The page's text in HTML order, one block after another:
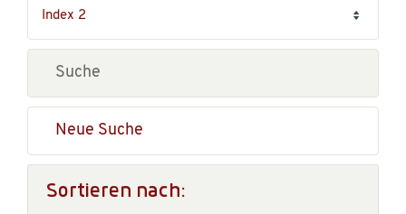
Neue Suche
Sortieren nach: